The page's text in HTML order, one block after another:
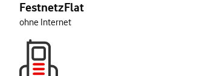
FestnetzFlat
ohne Internet